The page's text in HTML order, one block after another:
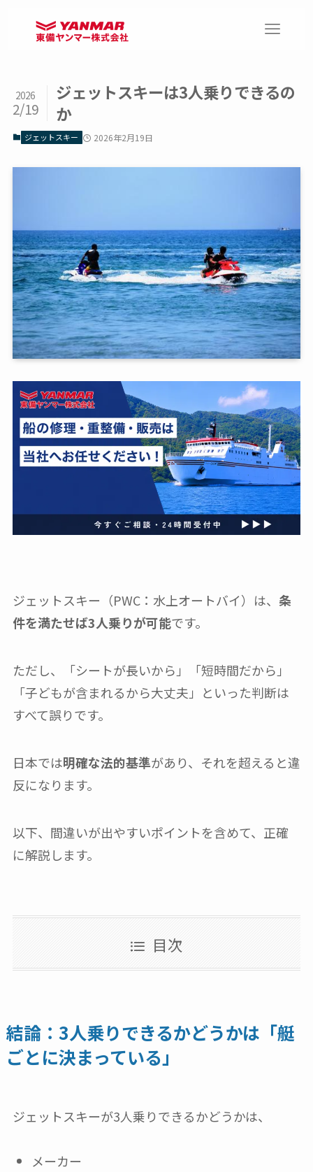
ジェットスキーは3人乗りできるの
か
2026
2/19
ジェットスキー 2026年2月19日
ジェットスキー（PWC：水上オートバイ）は、 条
件を満たせば3人乗りが可能です。
ただし、「シートが長いから」「短時間だから」
「子どもが含まれるから大丈夫」といった判断は
すべて誤りです。
日本では明確な法的基準があり、それを超えると違
反になります。
以下、間違いが出やすいポイントを含めて、正確
に解説します。
目次
結論：3人乗りできるかどうかは「艇
ごとに決まっている」
ジェットスキーが3人乗りできるかどうかは、
メーカー